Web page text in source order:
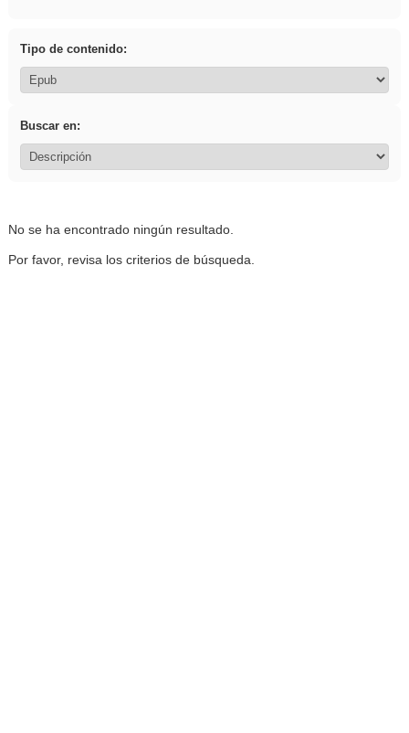
Tipo de contenido:
Buscar en:
No se ha encontrado ningún resultado.
Por favor, revisa los criterios de búsqueda.